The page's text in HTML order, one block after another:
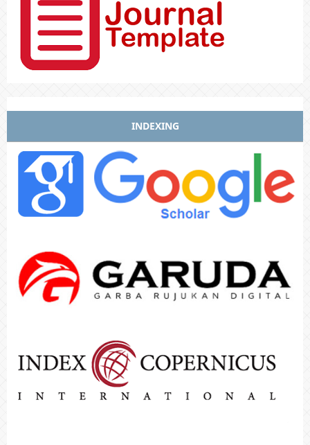
INDEXING